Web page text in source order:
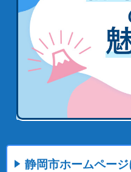
静岡市ホームペー